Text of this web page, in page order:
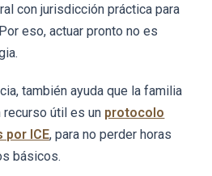
con jurisdicción práctica para
eso, actuar pronto no es
también ayuda que la familia
recurso útil es un protocolo
por ICE, para no perder horas
básicos.